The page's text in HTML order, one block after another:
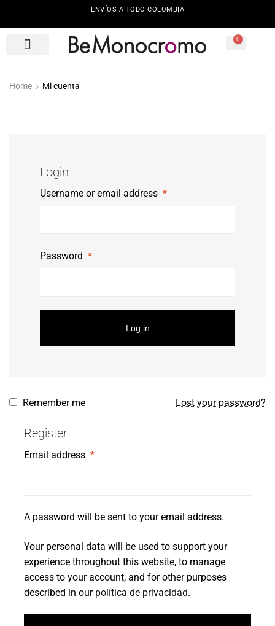
ENVÍOS A TODO COLOMBIA
0
Home Mi cuenta
Login
Username or email address *
Password *
Log in
Remember me Lost your password?
Register
Email address *
A password will be sent to your email address.
Your personal data will be used to support your
experience throughout this website, to manage
access to your account, and for other purposes
described in our política de privacidad.